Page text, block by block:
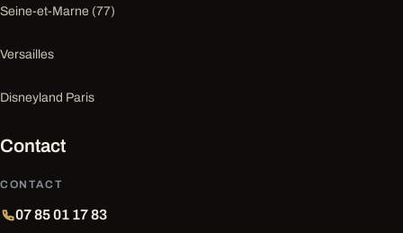
Seine-et-Marne (77)
Versailles
Disneyland Paris
Contact
CONTACT
07 85 01 17 83